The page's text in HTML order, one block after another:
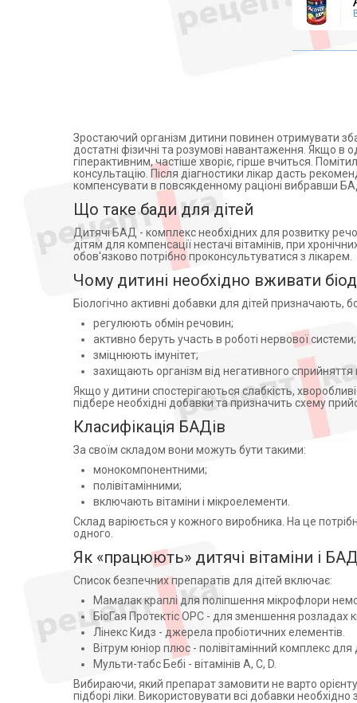
Аксесуари для інвалідних
колясок
Медичні матраци
Аплікатори Ляпко
Лампи
Знезараження і кварцування
Дарсонвалі
Магнітотерапія
Рециркулятори
Алкотестери (алкометри)
Фізіотерапія
Апарати для електротерапії
Активатори води
Апарати для обличчя
Віброакустичні апарати
Партнерська програма
дозиметри
Стерилізація
Апатари Самоздрав
Центрифуги
Допплери
Аспіратори
Слухові апарати
Косметичні прилади
Пульсоксиметри
Іригатори
Офтальмологічні вироби
Polpharma (Польша) (1)
SIA L.E.V. Ekstraktu Rupnica (1)
Essential Health Products Ltd ,
Великобритания (1)
Лабораторіос БАСІ
-Індастріа Фармасеутіка, С.А.,
Португалія (на замов.
АЛКАЛОЇД АД
Скоп’є,Македонія) (1)
Nutrilinea (1)
Домова Атежка Сп. зо.о.
Сп.К., Польща (на замовл
АЛКАЛОЇД АД Скоп’є,
Республіка Північна
Македонія) (1)
Юниверс Фарм ООО (1)
Амафарм ГмбХ,Німеччина (2)
ПЕЗ ПРОДАКШЕН ЕВРОПА
КФТ ВЕНГРИЯ (1)
Фрезеніус Кабі АБ, Швеція (1)
Алпи Комерс ООД (2)
Alpex Pharma (Швейцария) (1)
INNOPHARMA s.r.o. (1)
NOW (1)
Zaklad Wyrobow Cukierniczych
"KARWIT" K.T.Matyszkiel
Spolka Jawna,Польща
(д/NEWTONE PHARMA
LIMITED) (1)
Zaklady Przemyslu
Cukierniczego "Otmuchow"
S.A., Польща (д/NEWTONE
PHARMA LIMITED) (2)
Otmuchow Poland, Польша (1)
Zaklad Cukierniczy (1)
Вітамін В1 (9)
Вітамін В12 (12)
Вітамін В2 (7)
Вітамін В6 (13)
Вітамін В9 (1)
Вітамін Д3 (3)
Вітамін Е (13)
Вітамін К2 (1)
Вітамін С (10)
Вітаміни (1)
Гінкго білоба (1)
Екстракт листя плюща (1)
Екстракт меліси (1)
Екстракт шипшини (1)
Ергокальциферол (1)
Залізо (2)
Зеаксантин (1)
Йод (1)
Кальцій (9)
Кальцію глюконат (1)
Квітки ромашки (1)
Колострум (1)
Ксилітол (1)
Лактобактерії (1)
Лецитин (1)
Липа (1)
Лютеїн (1)
Магній (1)
Зростаючий організм дитини повинен отримувати
достатні фізичні та розумові навантаження. Якщо в
гіперактивним, частіше хворіє, гірше вчиться.
консультацію. Після діагностики лікар дасть
компенсувати в повсякденному раціоні вибравши
Що таке бади для дітей
Дитячі БАД - комплекс необхідних для розвитку
дітям для компенсації нестачі вітамінів, при
обов'язково потрібно проконсультуватися з лікарем.
Чому дитині необхідно вживати
Біологічно активні добавки для дітей
регулюють обмін речовин;
активно беруть участь в роботі нервової системи;
зміцнюють імунітет;
захищають організм від негативного сприйняття
Якщо у дитини спостерігаються слабкість,
підбере необхідні добавки та призначить схему
Класифікація БАДів
За своїм складом вони можуть бути такими:
монокомпонентними;
полівітамінними;
включають вітаміни і мікроелементи.
Склад варіюється у кожного виробника. На це
одного.
Як «працюють» дитячі вітаміни і
Список безпечних препаратів для дітей включає:
Мамалак краплі для поліпшення мікрофлори
БіоГая Протектіс ОРС - для зменшення розладах
Лінекс Кидз - джерела пробіотичних елементів.
Вітрум юніор плюс - полівітамінний комплекс для
Мульти-табс Бебі - вітамінів А, С, D.
Вибираючи, який препарат замовити не варто
підборі ліки. Використовувати всі добавки